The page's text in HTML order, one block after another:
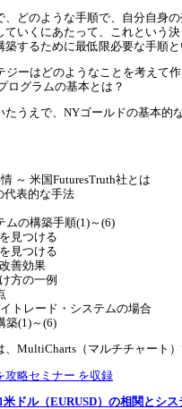
どのような手順で、自分自身
いくにあたって、これという
するために最低限必要な手順
ジーはどのようなことを考えて
ログラムの基本とは？
うえで、NYゴールドの基本
～ 米国FuturesTruth社とは
代表的な手法
ムの構築手順(1)～(6)
見つける
見つける
善効果
方の一例
トレード・システムの場合
築(1)～(6)
MultiCharts（マルチチャート）
攻略セミナー を収録
ドル（EURUSD）の相関とシス